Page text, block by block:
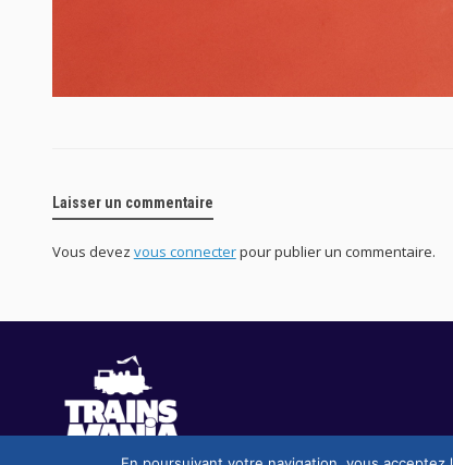
Laisser un commentaire
Vous devez vous connecterpour publier un commentaire.